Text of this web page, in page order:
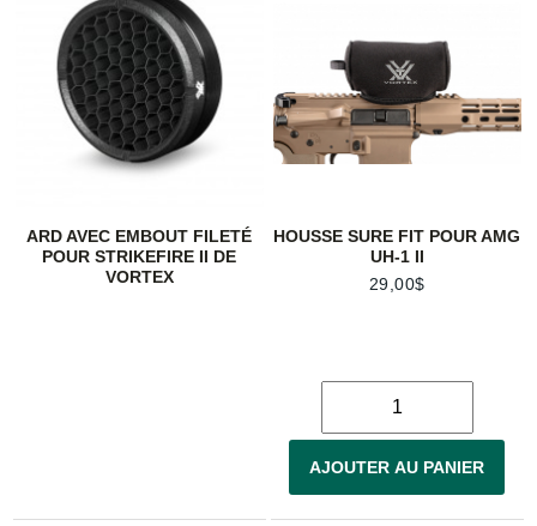
ARD AVEC EMBOUT FILETÉ
POUR STRIKEFIRE II DE
VORTEX
HOUSSE SURE FIT POUR AMG
UH-1 II
29,00$
AJOUTER AU PANIER